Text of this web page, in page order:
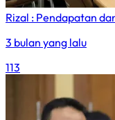
Rizal : Pendapatan
3 bulan yang lalu
113